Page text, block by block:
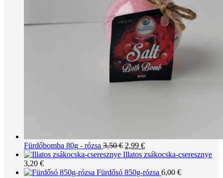
Fürdőbomba 80g - rózsa 3,50€ Original
price
3,50 €.
2,99 €Current
price
2,99 €.
Illatos zsákocska-cseresznye
3,20 €
Fürdősó 850g-rózsa 6,00 €